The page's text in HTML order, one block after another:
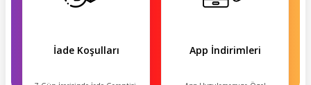
İade Koşulları App İndirimleri